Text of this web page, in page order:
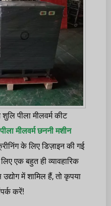
पीला मीलवर्म कीट
पीला मीलवर्म छननी मशीन
के लिए डिज़ाइन की गई
एक बहुत ही व्यावहारिक
में शामिल हैं, तो कृपया
करें!